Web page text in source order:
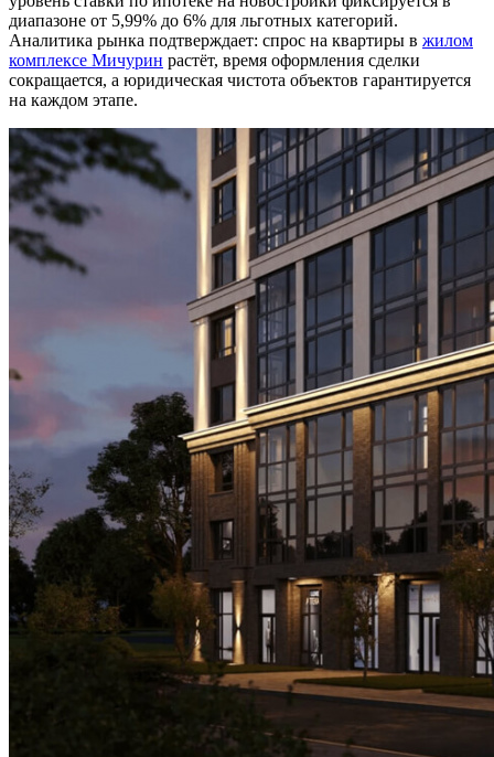
диапазоне от 5,99% до 6% для льготных категорий.
Аналитика рынка подтверждает: спрос на квартиры в жилом
комплексе Мичурин растёт, время оформления сделки
сокращается, а юридическая чистота объектов гарантируется
на каждом этапе.